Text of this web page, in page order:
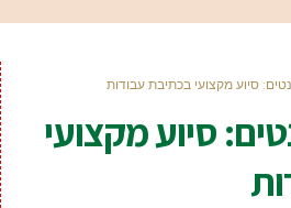
סיוע מקצועי בכתיבת עבודות
סיוע מקצועי